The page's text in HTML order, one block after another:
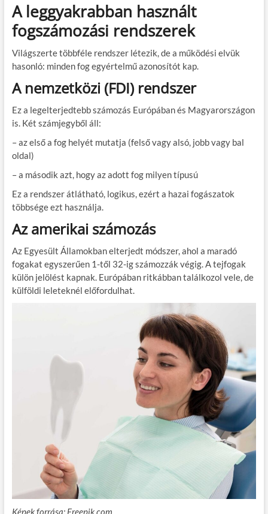
A leggyakrabban használt
fogszámozási rendszerek
Világszerte többféle rendszer létezik, de a működési elvük
hasonló: minden fog egyértelmű azonosítót kap.
A nemzetközi (FDI) rendszer
Ez a legelterjedtebb számozás Európában és Magyarországon
is. Két számjegyből áll:
– az első a fog helyét mutatja (felső vagy alsó, jobb vagy bal
oldal)
– a második azt, hogy az adott fog milyen típusú
Ez a rendszer átlátható, logikus, ezért a hazai fogászatok
többsége ezt használja.
Az amerikai számozás
Az Egyesült Államokban elterjedt módszer, ahol a maradó
fogakat egyszerűen 1-től 32-ig számozzák végig. A tejfogak
külön jelölést kapnak. Európában ritkábban találkozol vele, de
külföldi leleteknél előfordulhat.
Képek forrása: Freepik.com